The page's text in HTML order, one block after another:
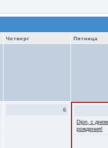
Четверг Пятница
6
Djon, с днем
рождения!